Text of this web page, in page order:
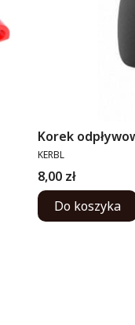
Korek
PRODUCENT
KERBL
Cena
8,00 zł
Do koszyka